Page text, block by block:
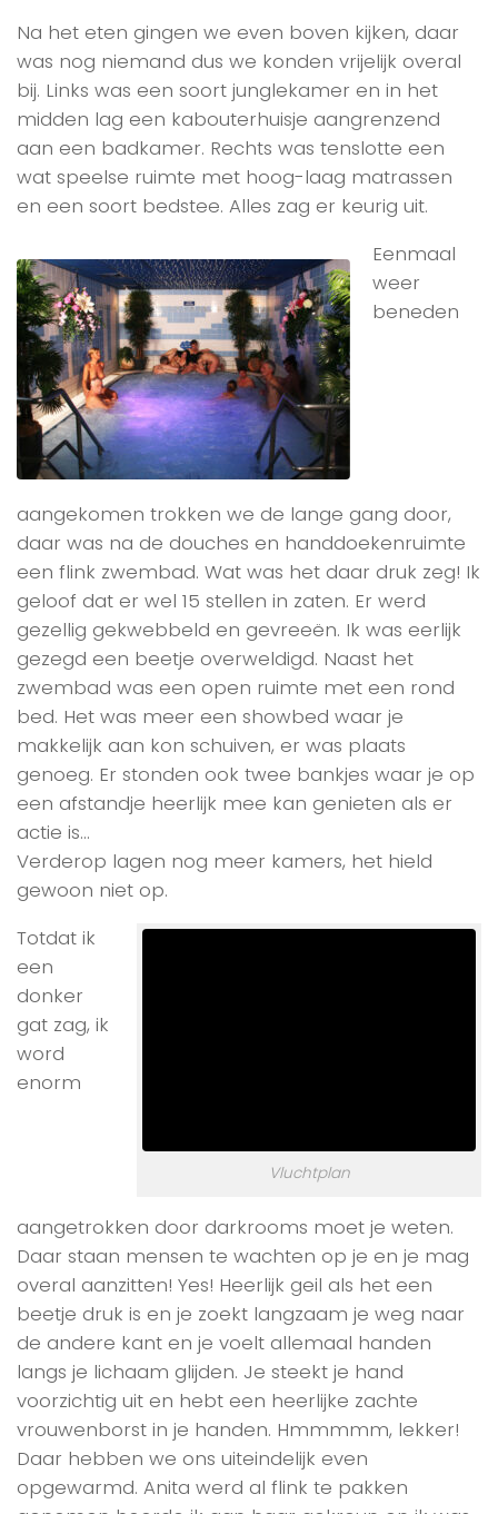
Na het eten gingen we even boven kijken, daar
was nog niemand dus we konden vrijelijk overal
bij. Links was een soort junglekamer en in het
midden lag een kabouterhuisje aangrenzend
aan een badkamer. Rechts was tenslotte een
wat speelse ruimte met hoog-laag matrassen
en een soort bedstee. Alles zag er keurig uit.
Eenmaal
weer
beneden
aangekomen trokken we de lange gang door,
daar was na de douches en handdoekenruimte
een flink zwembad. Wat was het daar druk zeg! Ik
geloof dat er wel 15 stellen in zaten. Er werd
gezellig gekwebbeld en gevreeën. Ik was eerlijk
gezegd een beetje overweldigd. Naast het
zwembad was een open ruimte met een rond
bed. Het was meer een showbed waar je
makkelijk aan kon schuiven, er was plaats
genoeg. Er stonden ook twee bankjes waar je op
een afstandje heerlijk mee kan genieten als er
actie is…
Verderop lagen nog meer kamers, het hield
gewoon niet op.
Vluchtplan
Totdat ik
een
donker
gat zag, ik
word
enorm
aangetrokken door darkrooms moet je weten.
Daar staan mensen te wachten op je en je mag
overal aanzitten! Yes! Heerlijk geil als het een
beetje druk is en je zoekt langzaam je weg naar
de andere kant en je voelt allemaal handen
langs je lichaam glijden. Je steekt je hand
voorzichtig uit en hebt een heerlijke zachte
vrouwenborst in je handen. Hmmmmm, lekker!
Daar hebben we ons uiteindelijk even
opgewarmd. Anita werd al flink te pakken